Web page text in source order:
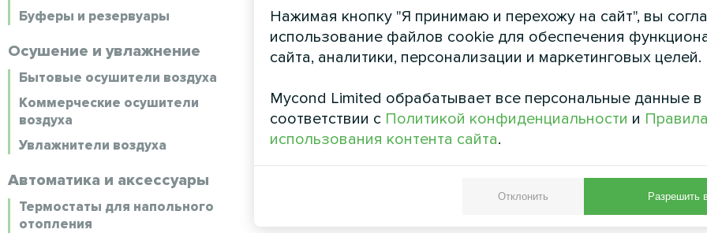
Буферы и резервуары
Осушение и увлажнение
Бытовые осушители воздуха
Коммерческие осушители
воздуха
Увлажнители воздуха
Автоматика и аксессуары
Термостаты для напольного
отопления
Нажимая кнопку "Я принимаю и перехожу на сайт", вы
использование файлов cookie для обеспечения
сайта, аналитики, персонализации и маркетинговых целей.
Mycond Limited обрабатывает все персональные данные в
соответствии с Политикой конфиденциальности и
использования контента сайта.
Отклонить Разрешить